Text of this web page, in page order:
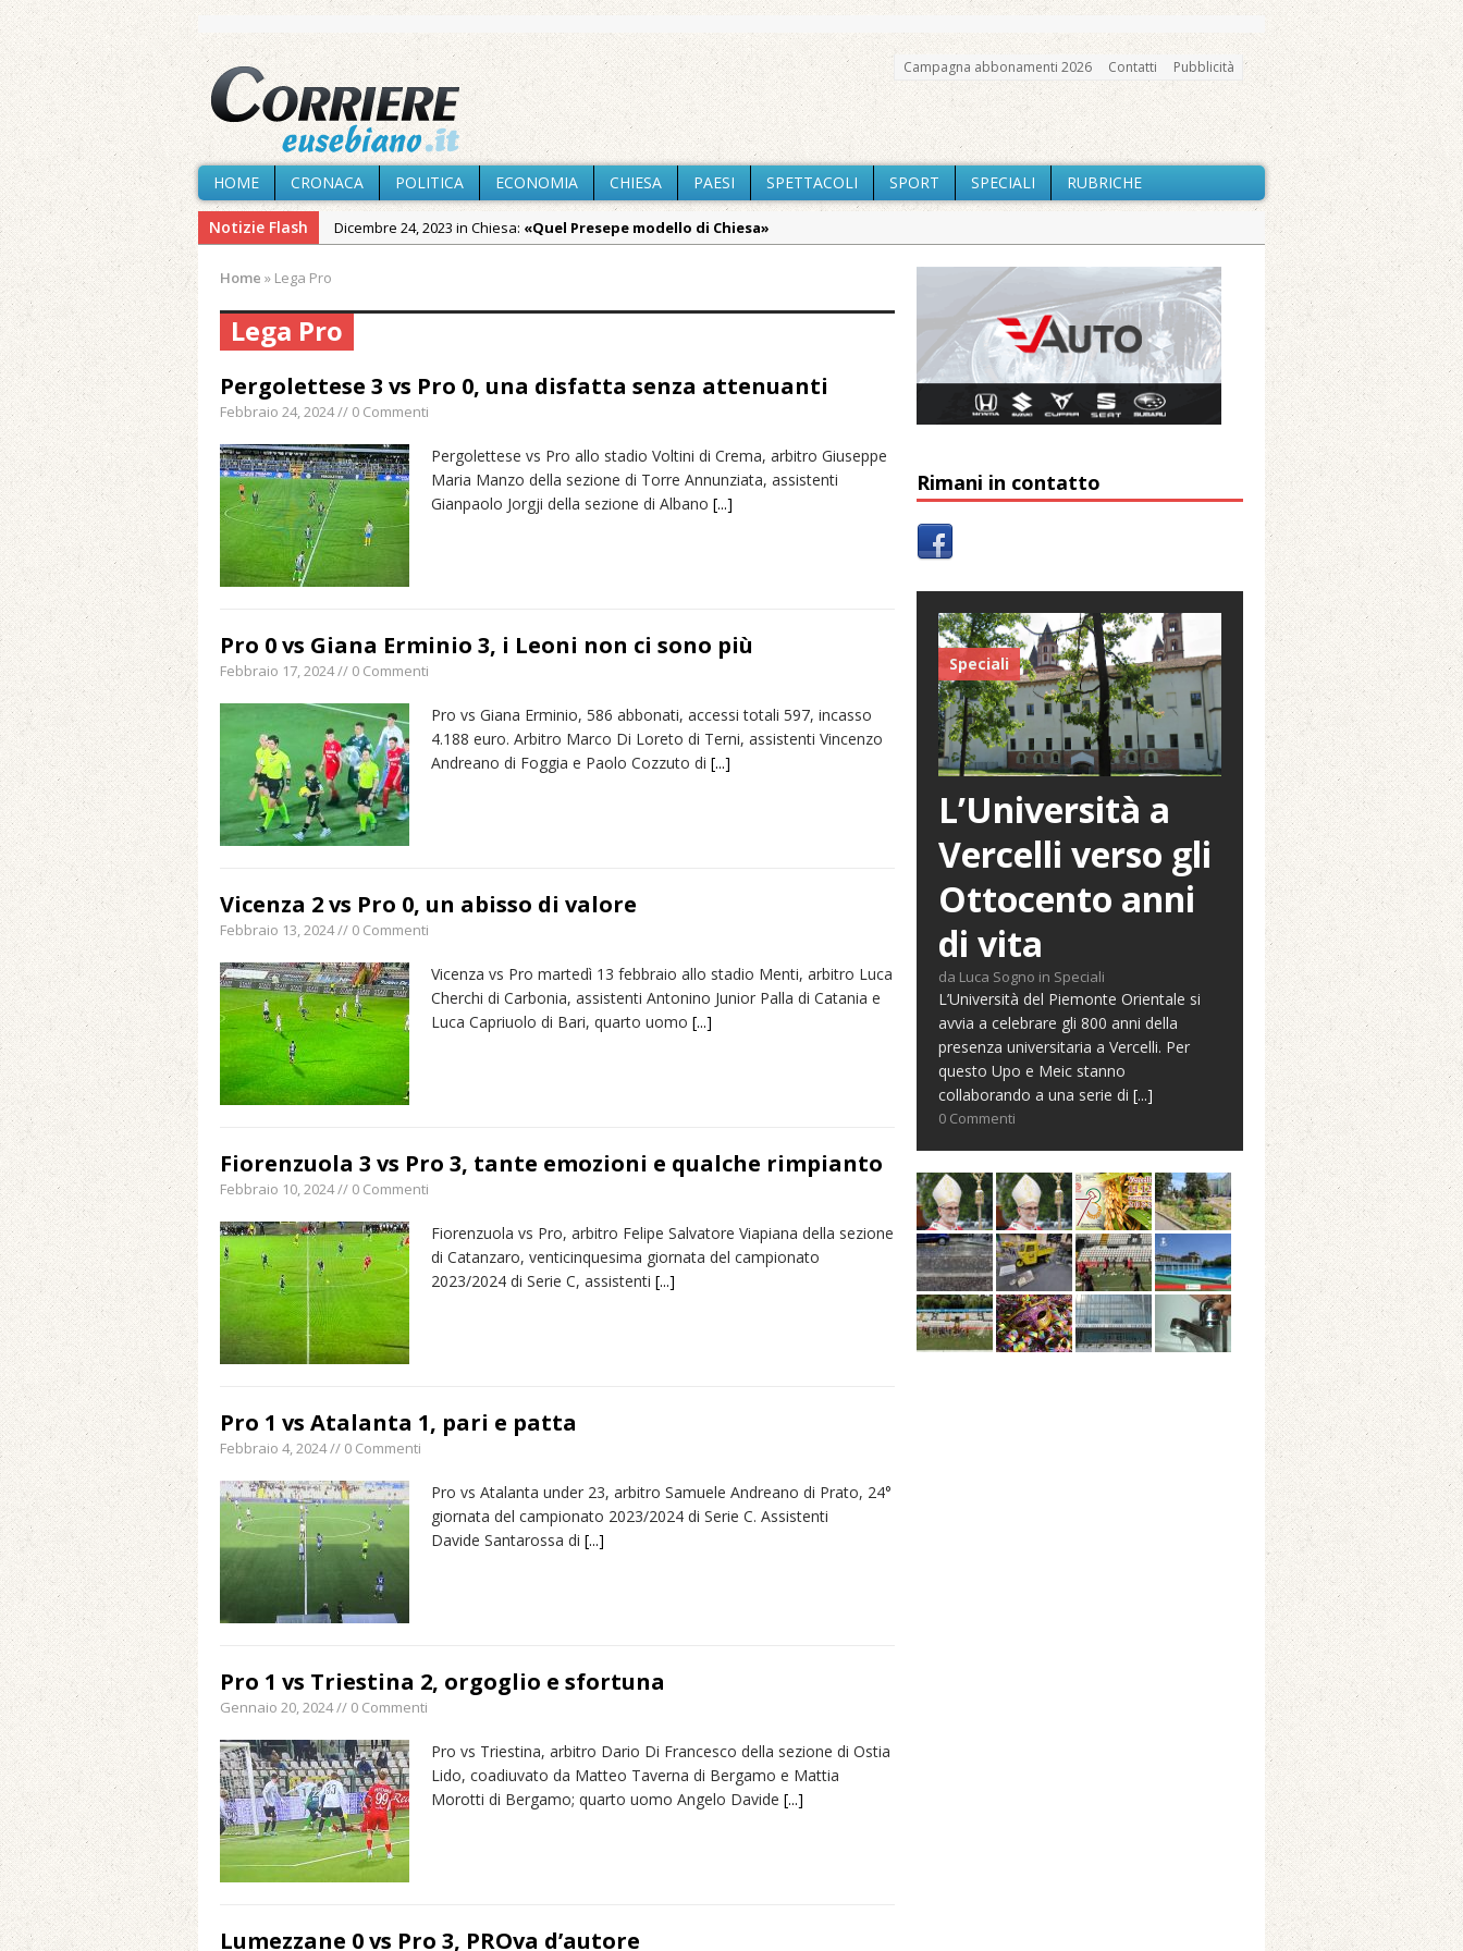
Campagna abbonamenti 2026 Contatti Pubblicità
HOME CRONACA POLITICA ECONOMIA CHIESA PAESI SPETTACOLI SPORT SPECIALI RUBRICHE
Notizie Flash Dicembre 24, 2023 in Chiesa: «Quel Presepe modello di Chiesa»
Quel giardino davanti all’ospedale curato da otto soggetti autistici in cura all’Asl di Vercelli
Agosto 9, 2026 in Cronaca:
Dopo caldo e incendi, il maltempo estremo: nell’Alto Novarese si contano i danni del nubifragio di
venerdì
Agosto 8, 2026 in Cronaca:Estate di sagre anche per i mezzi storici della collezione della Fondazione Marazzato
Agosto 7, 2026 in Cronaca:
Agosto 7, 2026 in Cronaca:Piscina ex Enal non balneabile dopo i controlli dell’Asl. Il Comune: «Misura precauzionale e
provvisoria»
Maggio 11, 2024 in Speciali:Dieci anni fa l’ingresso a Vercelli dell’arcivescovo mons. Marco Arnolfo
Home » Lega Pro
Lega Pro
Pergolettese 3 vs Pro 0, una disfatta senza attenuanti
Febbraio 24, 2024 // 0 Commenti
Pergolettese vs Pro allo stadio Voltini di Crema, arbitro Giuseppe
Maria Manzo della sezione di Torre Annunziata, assistenti
Gianpaolo Jorgji della sezione di Albano [...]
Pro 0 vs Giana Erminio 3, i Leoni non ci sono più
Febbraio 17, 2024 // 0 Commenti
Pro vs Giana Erminio, 586 abbonati, accessi totali 597, incasso
4.188 euro. Arbitro Marco Di Loreto di Terni, assistenti Vincenzo
Andreano di Foggia e Paolo Cozzuto di [...]
Vicenza 2 vs Pro 0, un abisso di valore
Febbraio 13, 2024 // 0 Commenti
Vicenza vs Pro martedì 13 febbraio allo stadio Menti, arbitro Luca
Cherchi di Carbonia, assistenti Antonino Junior Palla di Catania e
Luca Capriuolo di Bari, quarto uomo [...]
Fiorenzuola 3 vs Pro 3, tante emozioni e qualche rimpianto
Febbraio 10, 2024 // 0 Commenti
Fiorenzuola vs Pro, arbitro Felipe Salvatore Viapiana della sezione
di Catanzaro, venticinquesima giornata del campionato
2023/2024 di Serie C, assistenti [...]
Pro 1 vs Atalanta 1, pari e patta
Febbraio 4, 2024 // 0 Commenti
Pro vs Atalanta under 23, arbitro Samuele Andreano di Prato, 24°
giornata del campionato 2023/2024 di Serie C. Assistenti
Davide Santarossa di [...]
Pro 1 vs Triestina 2, orgoglio e sfortuna
Gennaio 20, 2024 // 0 Commenti
Pro vs Triestina, arbitro Dario Di Francesco della sezione di Ostia
Lido, coadiuvato da Matteo Taverna di Bergamo e Mattia
Morotti di Bergamo; quarto uomo Angelo Davide [...]
Lumezzane 0 vs Pro 3, PROva d’autore
Rimani in contatto
Speciali
L’Università a
Vercelli verso gli
Ottocento anni
di vita
da Luca Sogno in Speciali
L’Università del Piemonte Orientale si
avvia a celebrare gli 800 anni della
presenza universitaria a Vercelli. Per
questo Upo e Meic stanno
collaborando a una serie di [...]
0 Commenti